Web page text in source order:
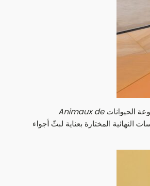
الحيواناتAnimaux de
المختارة بعناية لبثّ أجواء